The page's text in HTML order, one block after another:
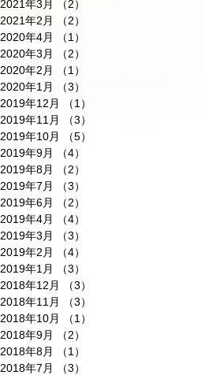
2021年3月
（2）
2021年2月
（2）
2020年4月
（1）
2020年3月
（2）
2020年2月
（1）
2020年1月
（3）
2019年12月
（1）
2019年11月
（3）
2019年10月
（5）
2019年9月
（4）
2019年8月
（2）
2019年7月
（3）
2019年6月
（2）
2019年4月
（4）
2019年3月
（3）
2019年2月
（4）
2019年1月
（3）
2018年12月
（3）
2018年11月
（3）
2018年10月
（1）
2018年9月
（2）
2018年8月
（1）
2018年7月
（3）